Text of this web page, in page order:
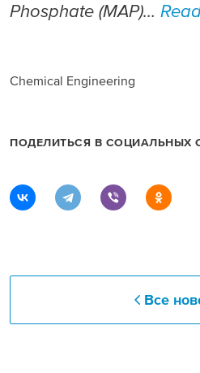
Phosphate (MAP)…
Chemical Engineering
ПОДЕЛИТЬСЯ В СОЦИАЛЬНЫХ
Все